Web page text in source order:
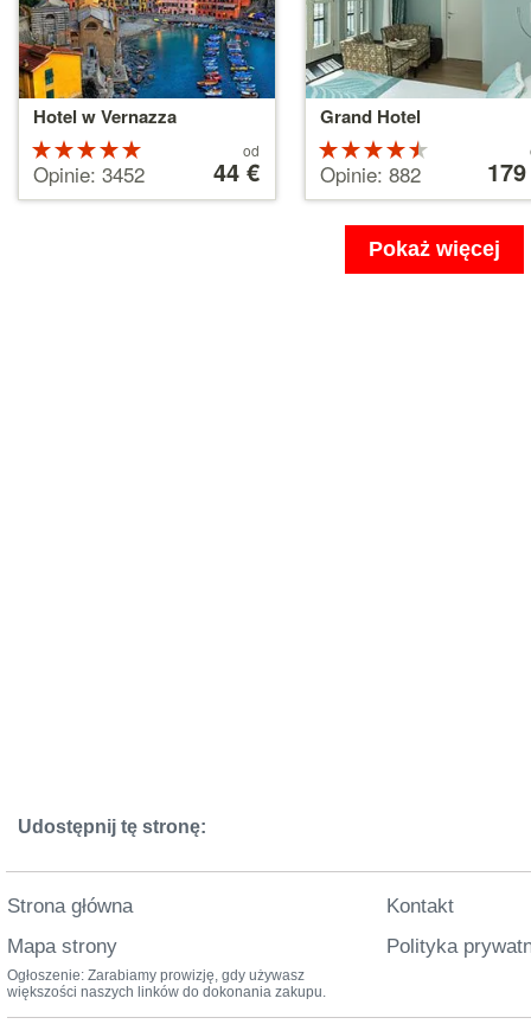
Hotel w Vernazza
5 na 5
gwiazdek
Opinie: 3452
od
44 €
Grand Hotel
4.5 na 5
gwiazdek
Opinie: 882 179 €
Pokaż więcej
Udostępnij tę stronę:
Strona główna
Mapa strony
Kontakt
Polityka
Ogłoszenie: Zarabiamy prowizję, gdy używasz
większości naszych linków do dokonania zakupu.